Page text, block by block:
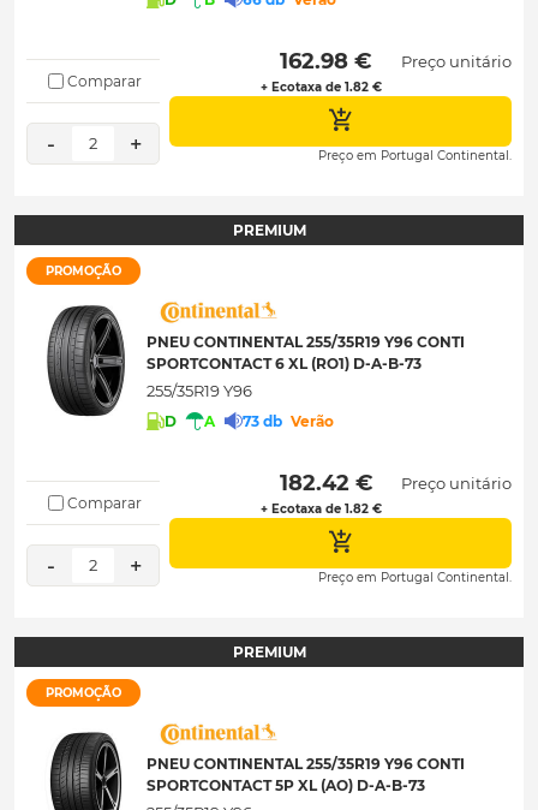
Comparar
- 2 +
162.98 €
+ Ecotaxa de 1.82 €
Preço unitário
Preço em Portugal Continental.
PREMIUM
PROMOÇÃO
PNEU CONTINENTAL 255/35R19 Y96 CONTI
SPORTCONTACT 6 XL (RO1) D-A-B-73
255/35R19 Y96
D A 73 db Verão
Comparar
- 2 +
182.42 €
+ Ecotaxa de 1.82 €
Preço unitário
Preço em Portugal Continental.
PREMIUM
PROMOÇÃO
PNEU CONTINENTAL 255/35R19 Y96 CONTI
SPORTCONTACT 5P XL (AO) D-A-B-73